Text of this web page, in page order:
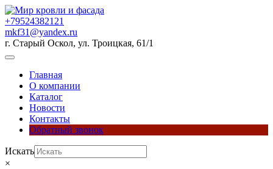
Перейти
к
содержимому
+79524382121
mkf31@yandex.ru
г. Старый Оскол, ул. Троицкая, 61/1
Кнопка
ОткрытьГлавная
О компании
Каталог
Новости
Контакты
Обратный звонок
Кнопка
Закрыть
Искать
×